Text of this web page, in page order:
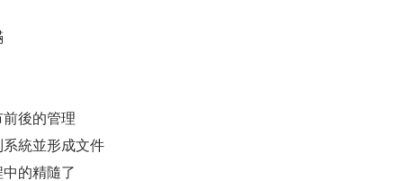
後的管理
統並形成文件
的精隨了